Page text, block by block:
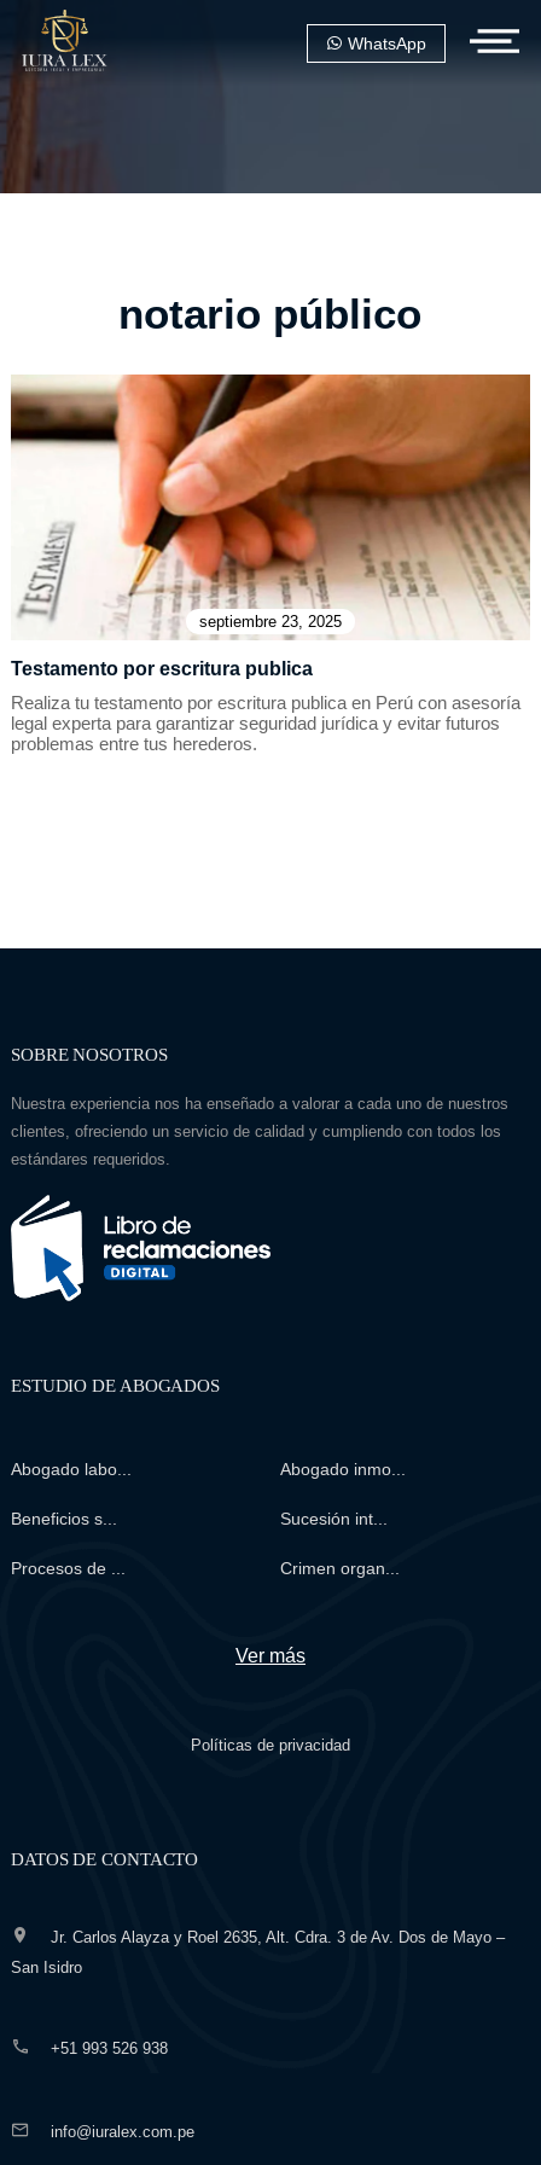
WhatsApp
notario público
septiembre 23, 2025
Testamento por escritura publica
Realiza tu testamento por escritura publica en Perú con asesoría
legal experta para garantizar seguridad jurídica y evitar futuros
problemas entre tus herederos.
SOBRE NOSOTROS
Nuestra experiencia nos ha enseñado a valorar a cada uno de nuestros
clientes, ofreciendo un servicio de calidad y cumpliendo con todos los
estándares requeridos.
ESTUDIO DE ABOGADOS
Abogado labo... Abogado inmo...
Beneficios s... Sucesión int...
Procesos de ... Crimen organ...
Ver más
Políticas de privacidad
DATOS DE CONTACTO
Jr. Carlos Alayza y Roel 2635, Alt. Cdra. 3 de Av. Dos de Mayo –
San Isidro
+51 993 526 938
info@iuralex.com.pe